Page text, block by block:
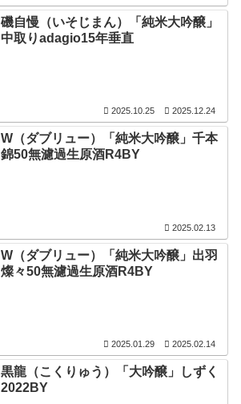
磯自慢（いそじまん）「純米大吟醸」
中取りadagio15年垂直
2025.10.25 2025.12.24
W（ダブリュー）「純米大吟醸」千本
錦50無濾過生原酒R4BY
2025.02.13
W（ダブリュー）「純米大吟醸」出羽
燦々50無濾過生原酒R4BY
2025.01.29 2025.02.14
黒龍（こくりゅう）「大吟醸」しずく
2022BY